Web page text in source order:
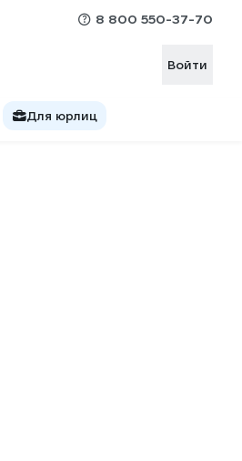
8 800 550-37-70
Войти
Для юрлиц